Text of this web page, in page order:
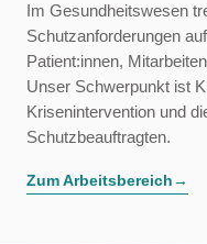
Im Gesundheitswesen
Schutzanforderungen
Patient:innen,
Unser Schwerpunkt ist
Krisenintervention und
Schutzbeauftragten.
Zum Arbeitsbereich→